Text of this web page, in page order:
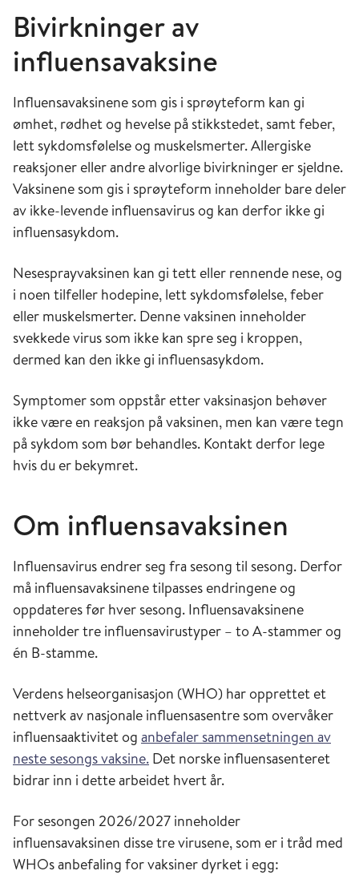
Bivirkninger av
influensavaksine
Influensavaksinene som gis i sprøyteform kan gi
ømhet, rødhet og hevelse på stikkstedet, samt feber,
lett sykdomsfølelse og muskelsmerter. Allergiske
reaksjoner eller andre alvorlige bivirkninger er sjeldne.
Vaksinene som gis i sprøyteform inneholder bare deler
av ikke-levende influensavirus og kan derfor ikke gi
influensasykdom.
Nesesprayvaksinen kan gi tett eller rennende nese, og
i noen tilfeller hodepine, lett sykdomsfølelse, feber
eller muskelsmerter. Denne vaksinen inneholder
svekkede virus som ikke kan spre seg i kroppen,
dermed kan den ikke gi influensasykdom.
Symptomer som oppstår etter vaksinasjon behøver
ikke være en reaksjon på vaksinen, men kan være tegn
på sykdom som bør behandles. Kontakt derfor lege
hvis du er bekymret.
Om influensavaksinen
Influensavirus endrer seg fra sesong til sesong. Derfor
må influensavaksinene tilpasses endringene og
oppdateres før hver sesong. Influensavaksinene
inneholder tre influensavirustyper – to A-stammer og
én B-stamme.
Verdens helseorganisasjon (WHO) har opprettet et
nettverk av nasjonale influensasentre som overvåker
influensaaktivitet og anbefaler sammensetningen av
neste sesongs vaksine. Det norske influensasenteret
bidrar inn i dette arbeidet hvert år.
For sesongen 2026/2027 inneholder
influensavaksinen disse tre virusene, som er i tråd med
WHOs anbefaling for vaksiner dyrket i egg: